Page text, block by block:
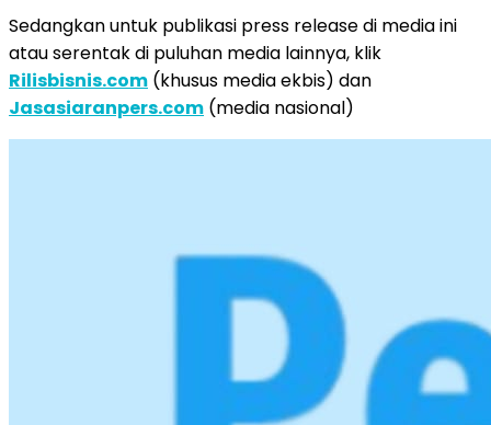
Sedangkan untuk publikasi press release di media ini
atau serentak di puluhan media lainnya, klik
Rilisbisnis.com (khusus media ekbis) dan
Jasasiaranpers.com (media nasional)